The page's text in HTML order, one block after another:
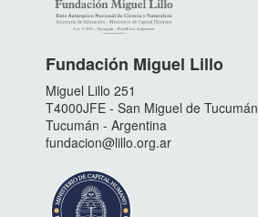
Fundación Miguel Lillo
Miguel Lillo 251
T4000JFE - San Miguel de Tucumán
Tucumán - Argentina
fundacion@lillo.org.ar